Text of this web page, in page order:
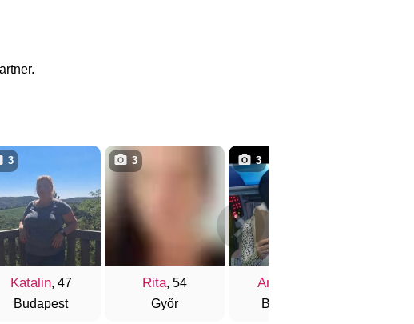
Katalin, 47
Budapest
3
Rita, 54
Győr
3
Andrea
Budapest
3